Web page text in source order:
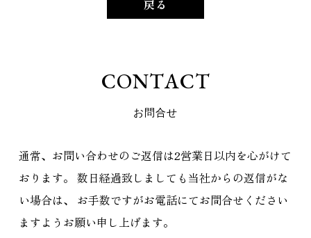
戻る
CONTACT
お問合せ
通常、お問い合わせのご返信は2営業日以内を心がけて
おります。 数日経過致しましても当社からの返信がな
い場合は、
お手数ですがお電話にてお問合せください
ますようお願い申し上げます。